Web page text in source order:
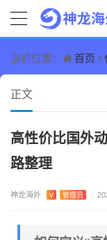
当前位置： 首页
正文
高性价比国外
路整理
神龙海外 V 管理员 /